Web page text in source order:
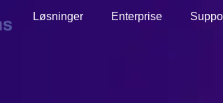
Løsninger Enterprise